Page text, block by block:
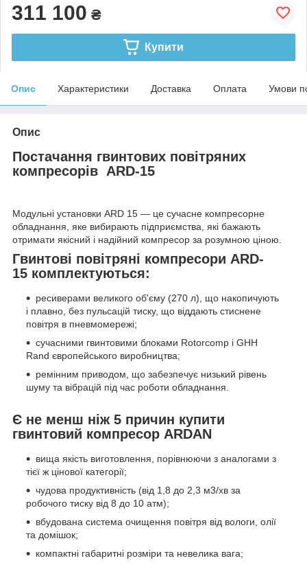
311 100 ₴
Купити
Опис Характеристики Доставка Оплата Умови
Опис
Постачання гвинтових повітряних
компресорів ARD-15
Модульні установки ARD 15 — це сучасне компресорне
обладнання, яке вибирають підприємства, які бажають
отримати якісний і надійний компресор за розумною ціною.
Гвинтові повітряні компресори ARD-
15 комплектуються:
ресиверами великого об'єму (270 л), що накопичують
і плавно, без пульсацій тиску, що віддають стиснене
повітря в пневмомережі;
сучасними гвинтовими блоками Rotorcomp і GHH
Rand європейського виробництва;
ремінним приводом, що забезпечує низький рівень
шуму та вібрацій під час роботи обладнання.
Є не менш ніж 5 причин купити
гвинтовий компресор ARDAN
вища якість виготовлення, порівнюючи з аналогами з
тієї ж цінової категорії;
чудова продуктивність (від 1,8 до 2,3 м3/хв за
робочого тиску від 8 до 10 атм);
вбудована система очищення повітря від вологи, олії
та домішок;
компактні габаритні розміри та невелика вага;